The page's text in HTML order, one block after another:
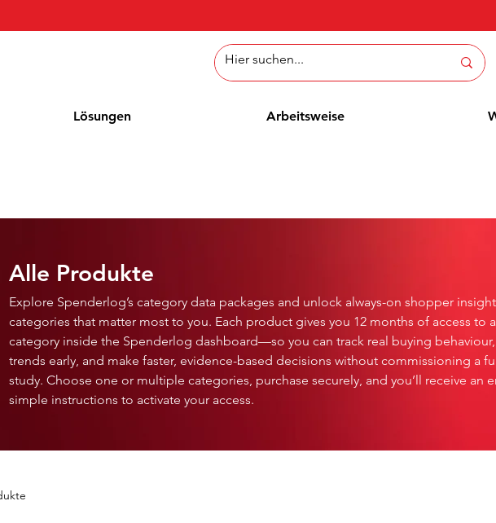
Lösungen Arbeitsweise
Alle Produkte
Explore Spenderlog’s category data packages and unlock always-on shopper
categories that matter most to you. Each product gives you 12 months of access to
category inside the Spenderlog dashboard—so you can track real buying
trends early, and make faster, evidence-based decisions without commissioning a
study. Choose one or multiple categories, purchase securely, and you’ll receive an
simple instructions to activate your access.